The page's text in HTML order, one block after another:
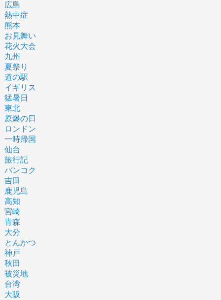
広島
熱中症
熊本
お見舞い
花火大会
九州
夏祭り
道の駅
イギリス
猛暑日
東北
原爆の日
ロンドン
一時帰国
仙台
旅行記
バンコク
吉田
鹿児島
高知
宮崎
青森
大分
とんかつ
神戸
秋田
被災地
台湾
大阪